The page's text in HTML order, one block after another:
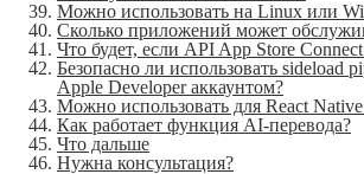
Можно использовать на Linux или
Сколько приложений может
Что будет, если API App Store
Безопасно ли использовать sideload
Apple Developer аккаунтом?
Можно использовать для React
Как работает функция AI-перевода?
Что дальше
Нужна консультация?